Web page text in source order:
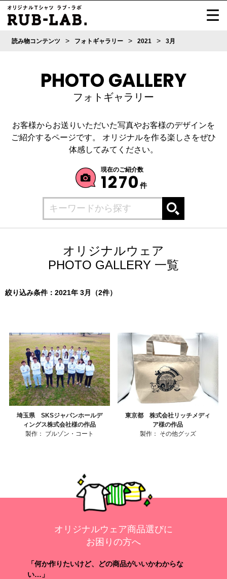
読み物コンテンツ > フォトギャラリー > 2021 > 3月
PHOTO GALLERY
フォトギャラリー
お客様からお送りいただいた写真やお客様のデザインを
ご紹介するページです。
オリジナルを作る楽しさをぜひ
体感してみてください。
現在のご紹介数
1270 件
オリジナルウェア
PHOTO GALLERY 一覧
絞り込み条件：2021年 3月（2件）
埼玉県 SKSジャパンホールデ
ィングス株式会社様の作品
製作：
ブルゾン・コート
東京都 株式会社リッチメディ
ア様の作品
製作：
その他グッズ
オリジナルウェア商品選びに
お困りの方へ
「何か作りたいけど、どの商品がいいかわからな
い…」